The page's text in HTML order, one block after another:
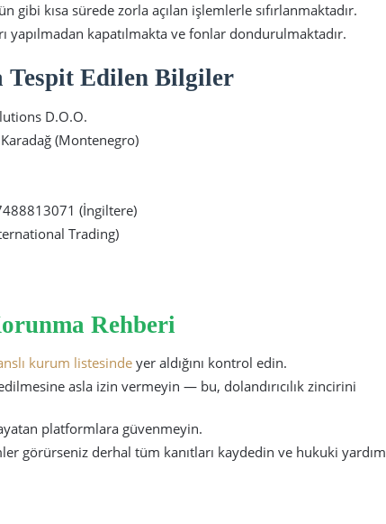
gibi kısa sürede zorla açılan işlemlerle sıfırlanmaktadır.
yapılmadan kapatılmakta ve fonlar dondurulmaktadır.
Tespit Edilen Bilgiler
D.O.O.
(Montenegro)
(İngiltere)
Trading)
Rehberi
kurum listesinde yer aldığını kontrol edin.
asla izin vermeyin — bu, dolandırıcılık zincirini
platformlara güvenmeyin.
görürseniz derhal tüm kanıtları kaydedin ve hukuki yardım